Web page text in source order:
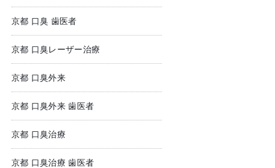
京都 口臭 歯医者
京都 口臭レーザー治療
京都 口臭外来
京都 口臭外来 歯医者
京都 口臭治療
京都 口臭治療 歯医者